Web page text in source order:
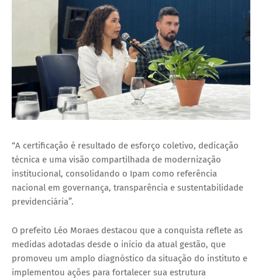
“A certificação é resultado de esforço coletivo, dedicação
técnica e uma visão compartilhada de modernização
institucional, consolidando o Ipam como referência
nacional em governança, transparência e sustentabilidade
previdenciária”.
O prefeito Léo Moraes destacou que a conquista reflete as
medidas adotadas desde o início da atual gestão, que
promoveu um amplo diagnóstico da situação do instituto e
implementou ações para fortalecer sua estrutura